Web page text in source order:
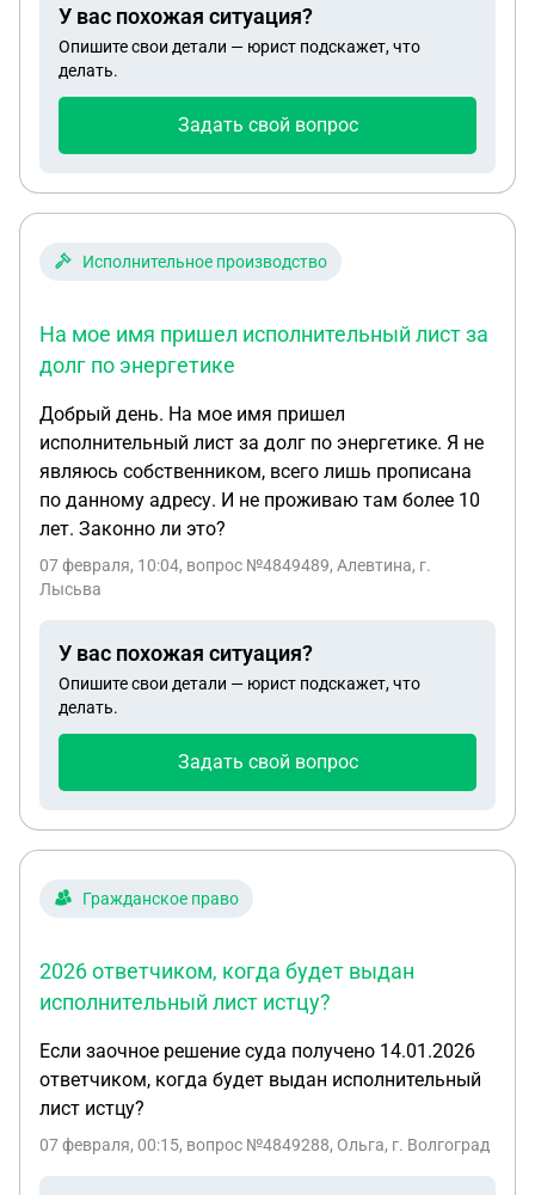
прошлом году подала исполнительный лист
судебным приставам, но они закрыли исп-ое
производство, ссылаясь на то, что, условно
подать заявление на возбуждение
сделала. Вопрос: Раз у него уже списывают 50% с
смогут списывать деньги? Как мне вернуть свои
какие-то временные ограничения?
У вас похожая ситуация?
Опишите свои детали — юрист подскажет, что
делать.
Задать свой вопрос
Исполнительное производство
На мое имя пришел исполнительный лист за
долг по энергетике
Добрый день. На мое имя пришел
исполнительный лист за долг по энергетике. Я не
являюсь собственником, всего лишь прописана
по данному адресу. И не проживаю там более 10
лет. Законно ли это?
07 февраля, 10:04, вопрос №4849489, Алевтина, г.
Лысьва
У вас похожая ситуация?
Опишите свои детали — юрист подскажет, что
делать.
Задать свой вопрос
Гражданское право
2026 ответчиком, когда будет выдан
исполнительный лист истцу?
Если заочное решение суда получено 14.01.2026
ответчиком, когда будет выдан исполнительный
лист истцу?
07 февраля, 00:15, вопрос №4849288, Ольга, г. Волгоград